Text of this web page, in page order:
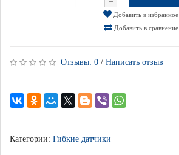
Добавить в избранное
Добавить в сравнение
Отзывы: 0 / Написать отзыв
Категории: Гибкие датчики